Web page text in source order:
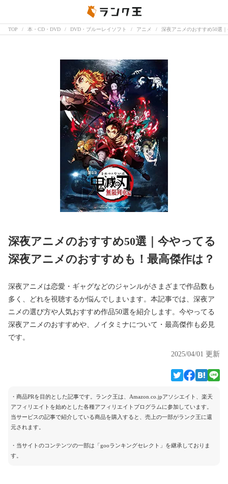
TOP 本・CD・DVD DVD・ブルーレイソフト アニメ 深夜アニメのおすすめ50選
深夜アニメのおすすめ50選｜今やってる
深夜アニメのおすすめも！最高傑作は？
深夜アニメは恋愛・ギャグなどのジャンルがさまざまで作品数も
多く、どれを視聴するか悩んでしまいます。本記事では、深夜ア
ニメの選び方や人気おすすめ作品50選を紹介します。今やってる
深夜アニメのおすすめや、ノイタミナについて・最高傑作も必見
です。
2025/04/01 更新
・商品PRを目的とした記事です。ランク王は、Amazon.co.jpアソシエイト、楽天
アフィリエイトを始めとした各種アフィリエイトプログラムに参加しています。
当サービスの記事で紹介している商品を購入すると、売上の一部がランク王に還
元されます。
・当サイトのコンテンツの一部は「gooランキングセレクト」を継承しておりま
す。